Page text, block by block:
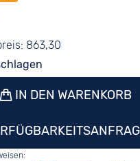
863,30
IN DEN WARENKORB